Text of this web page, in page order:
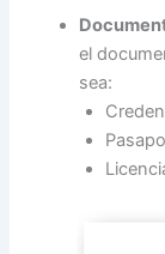
el
sea: